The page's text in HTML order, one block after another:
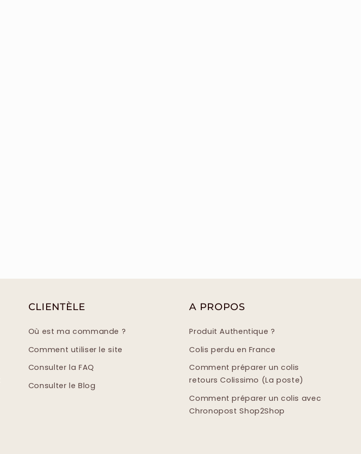
CLIENTÈLE
Où est ma commande ?
Comment utiliser le site
Consulter la FAQ
Consulter le Blog
A PROPOS
Produit Authentique ?
Colis perdu en France
Comment préparer un colis
retours Colissimo (La poste)
Comment préparer un colis avec
Chronopost Shop2Shop